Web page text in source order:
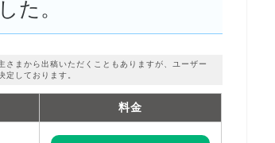
た。
まから出稿いただくこともありますが、ユーザー
定しております。
料金